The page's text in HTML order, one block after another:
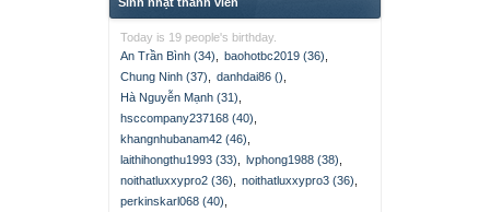
Today is 19 people's birthday.
An Trần Bình (34)
baohotbc2019 (36)
Chung Ninh (37)
danhdai86 ()
Hà Nguyễn Mạnh (31)
hsccompany237168 (40)
khangnhubanam42 (46)
laithihongthu1993 (33)
lvphong1988 (38)
noithatluxxypro2 (36)
noithatluxxypro3 (36)
perkinskarl068 (40)